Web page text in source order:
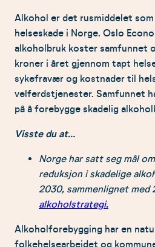
Alkohol er det rusmiddelet
helseskade i Norge. Oslo
alkoholbruk koster samfunnet
kroner i året gjennom tapt
sykefravær og kostnader til
velferdstjenester. Samfunnet
på å forebygge skadelig
Visste du at…
Norge har satt seg mål
reduksjon i skadelige
2030, sammenlignet med
alkoholstrategi.
Alkoholforebygging har en
folkehelsearbeidet og